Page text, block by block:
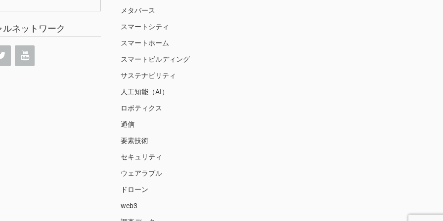
ルネットワーク
メタバース
スマートシティ
スマートホーム
スマートビルディング
サステナビリティ
人工知能（AI）
ロボティクス
通信
要素技術
セキュリティ
ウェアラブル
ドローン
web3